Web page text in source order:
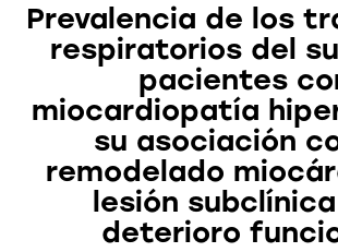
Prevalencia de los
respiratorios del
pacientes
miocardiopatía
su asociación
remodelado
lesión
deterioro